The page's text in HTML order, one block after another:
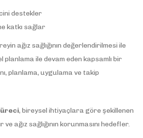
destekler
katkı sağlar
ağız sağlığının değerlendirilmesi ile
planlama ile devam eden kapsamlı bir
planlama, uygulama ve takip
, bireysel ihtiyaçlara göre şekillenen
ve ağız sağlığının korunmasını hedefler.